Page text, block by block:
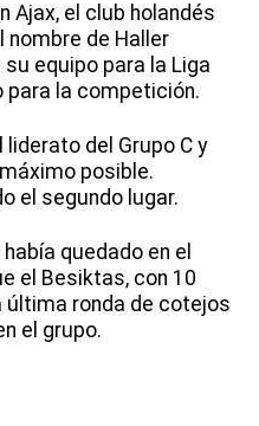
Ajax, el club holandés
de Haller
equipo para la Liga
para la competición.
del Grupo C y
posible.
el segundo lugar.
quedado en el
el Besiktas, con 10
última ronda de cotejos
el grupo.